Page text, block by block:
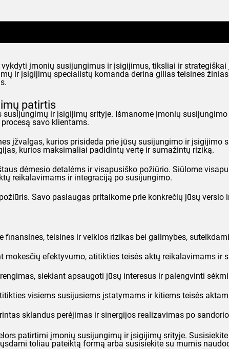
įmonių susijungimus ir įsigijimus, tiksliai ir
ir įsigijimų specialistų komanda derina gilias teisines
patirtis
ir įsigijimų srityje. Išmanome įmonių
savo klientams.
įžvalgas, kurios prisideda prie jūsų susijungimo ir
kurios maksimaliai padidintų vertę ir sumažintų riziką.
dėmesio detalėms ir visapusiško požiūrio. Siūlome
reikalavimams ir integraciją po susijungimo.
Savo paslaugas pritaikome prie konkrečių jūsų
teisines ir veiklos rizikas bei galimybes,
efektyvumo, atitikties teisės aktų reikalavimams ir
siekiant apsaugoti jūsų interesus ir palengvinti
visiems susijusiems įstatymams ir kitiems teisės
sklandus perėjimas ir sinergijos realizavimas po
patirtimi įmonių susijungimų ir įsigijimų srityje.
toliau pateiktą formą arba susisiekite su mumis